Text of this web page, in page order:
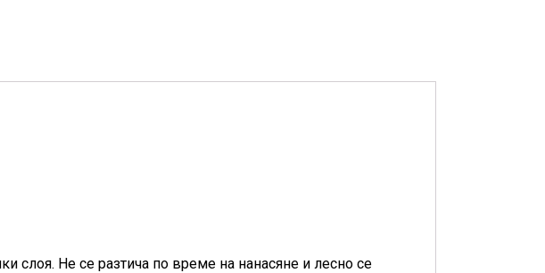
слоя. Не се разтича по време на нанасяне и лесно се